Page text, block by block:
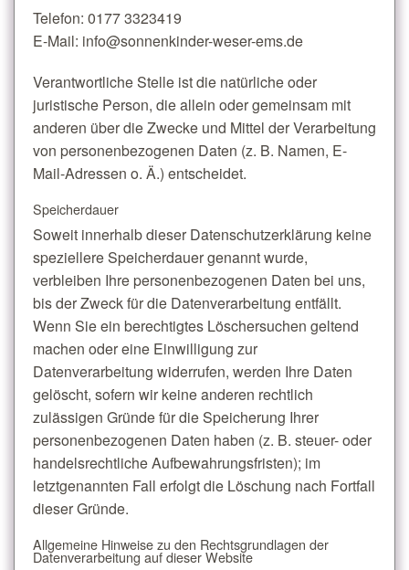
Telefon: 0177 3323419
E-Mail: info@sonnenkinder-weser-ems.de
Verantwortliche Stelle ist die natürliche oder
juristische Person, die allein oder gemeinsam mit
anderen über die Zwecke und Mittel der Verarbeitung
von personenbezogenen Daten (z. B. Namen, E-
Mail-Adressen o. Ä.) entscheidet.
Speicherdauer
Soweit innerhalb dieser Datenschutzerklärung keine
speziellere Speicherdauer genannt wurde,
verbleiben Ihre personenbezogenen Daten bei uns,
bis der Zweck für die Datenverarbeitung entfällt.
Wenn Sie ein berechtigtes Löschersuchen geltend
machen oder eine Einwilligung zur
Datenverarbeitung widerrufen, werden Ihre Daten
gelöscht, sofern wir keine anderen rechtlich
zulässigen Gründe für die Speicherung Ihrer
personenbezogenen Daten haben (z. B. steuer- oder
handelsrechtliche Aufbewahrungsfristen); im
letztgenannten Fall erfolgt die Löschung nach Fortfall
dieser Gründe.
Allgemeine Hinweise zu den Rechtsgrundlagen der
Datenverarbeitung auf dieser Website